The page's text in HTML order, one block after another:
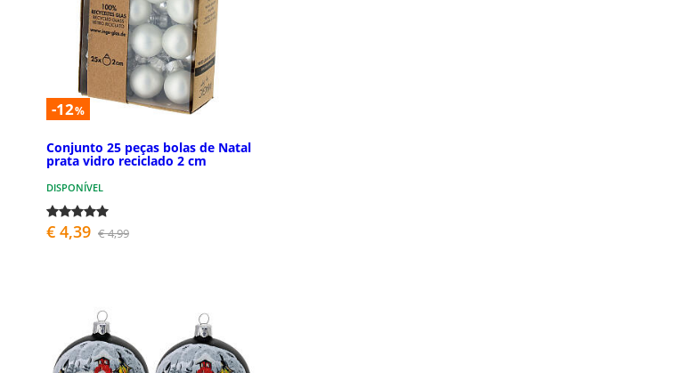
-12%
Conjunto 25 peças bolas de Natal
prata vidro reciclado 2 cm
DISPONÍVEL
€ 4,39 € 4,99